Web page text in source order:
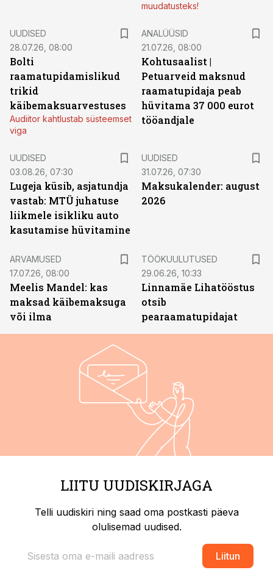
muudatusteks!
UUDISED
28.07.26, 08:00
Bolti
raamatupidamislikud
trikid
käibemaksuarvestuses
Audiitor kahtlustab süsteemset
viga
ANALÜÜSID
21.07.26, 08:00
Kohtusaalist |
Petuarveid maksnud
raamatupidaja peab
hüvitama 37 000 eurot
tööandjale
UUDISED
03.08.26, 07:30
Lugeja küsib, asjatundja
vastab: MTÜ juhatuse
liikmele isikliku auto
kasutamise hüvitamine
UUDISED
31.07.26, 07:30
Maksukalender: august
2026
ARVAMUSED
17.07.26, 08:00
Meelis Mandel: kas
maksad käibemaksuga
või ilma
TÖÖKUULUTUSED
29.06.26, 10:33
Linnamäe Lihatööstus
otsib
pearaamatupidajat
LIITU UUDISKIRJAGA
Telli uudiskiri ning saad oma postkasti päeva
olulisemad uudised.
Liitun